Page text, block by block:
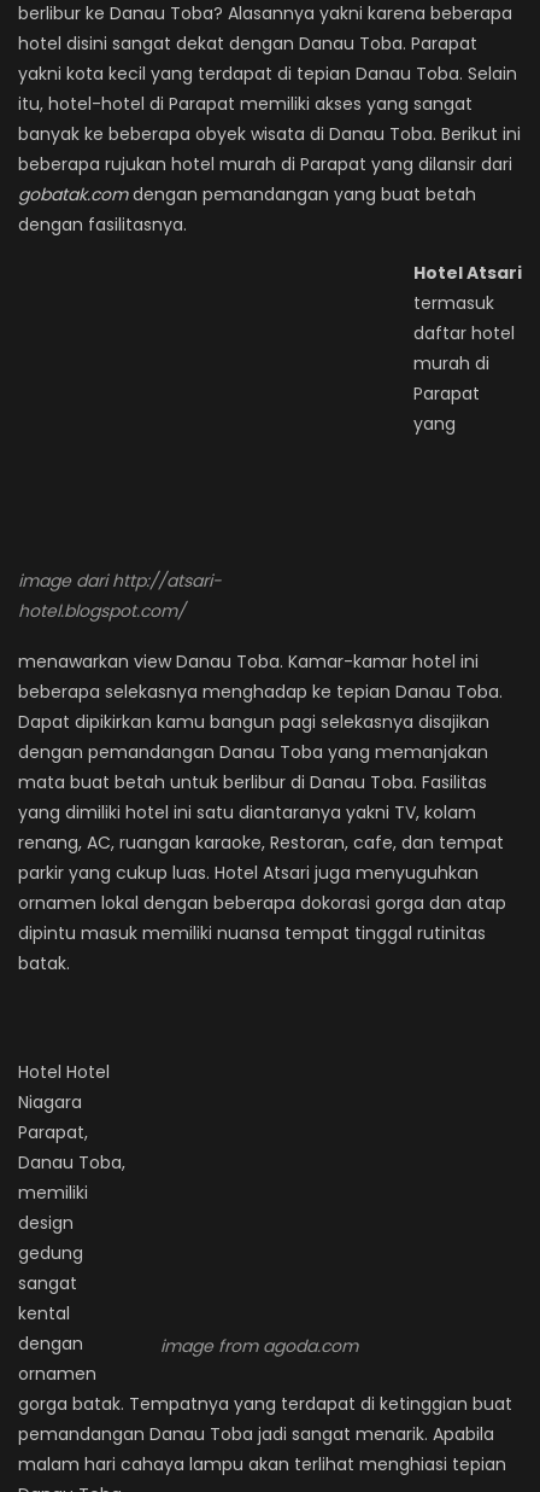
berlibur ke Danau Toba? Alasannya yakni karena beberapa
hotel disini sangat dekat dengan Danau Toba. Parapat
yakni kota kecil yang terdapat di tepian Danau Toba. Selain
itu, hotel-hotel di Parapat memiliki akses yang sangat
banyak ke beberapa obyek wisata di Danau Toba. Berikut ini
beberapa rujukan hotel murah di Parapat yang dilansir dari
gobatak.comdengan pemandangan yang buat betah
dengan fasilitasnya.
image dari http://atsari-
hotel.blogspot.com/
Hotel Atsari
termasuk
daftar hotel
murah di
Parapat
yang
menawarkan view Danau Toba. Kamar-kamar hotel ini
beberapa selekasnya menghadap ke tepian Danau Toba.
Dapat dipikirkan kamu bangun pagi selekasnya disajikan
dengan pemandangan Danau Toba yang memanjakan
mata buat betah untuk berlibur di Danau Toba. Fasilitas
yang dimiliki hotel ini satu diantaranya yakni TV, kolam
renang, AC, ruangan karaoke, Restoran, cafe, dan tempat
parkir yang cukup luas. Hotel Atsari juga menyuguhkan
ornamen lokal dengan beberapa dokorasi gorga dan atap
dipintu masuk memiliki nuansa tempat tinggal rutinitas
batak.
image from agoda.com
Hotel Hotel
Niagara
Parapat,
Danau Toba,
memiliki
design
gedung
sangat
kental
dengan
ornamen
gorga batak. Tempatnya yang terdapat di ketinggian buat
pemandangan Danau Toba jadi sangat menarik. Apabila
malam hari cahaya lampu akan terlihat menghiasi tepian